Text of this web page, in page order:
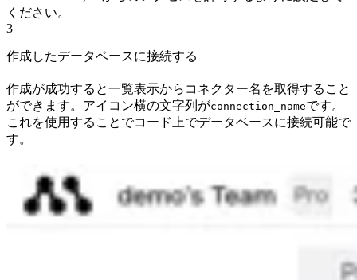
ください。
3
作成したデータベースに接続する
作成が成功すると一覧表示からコネクター名を取得すること
ができます。アイコン横の文字列がconnection_nameです。
これを使用することでコード上でデータベースに接続可能で
す。